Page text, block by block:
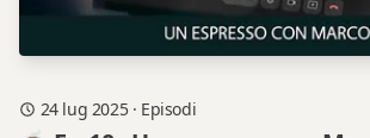
24 lug 2025· Episodi